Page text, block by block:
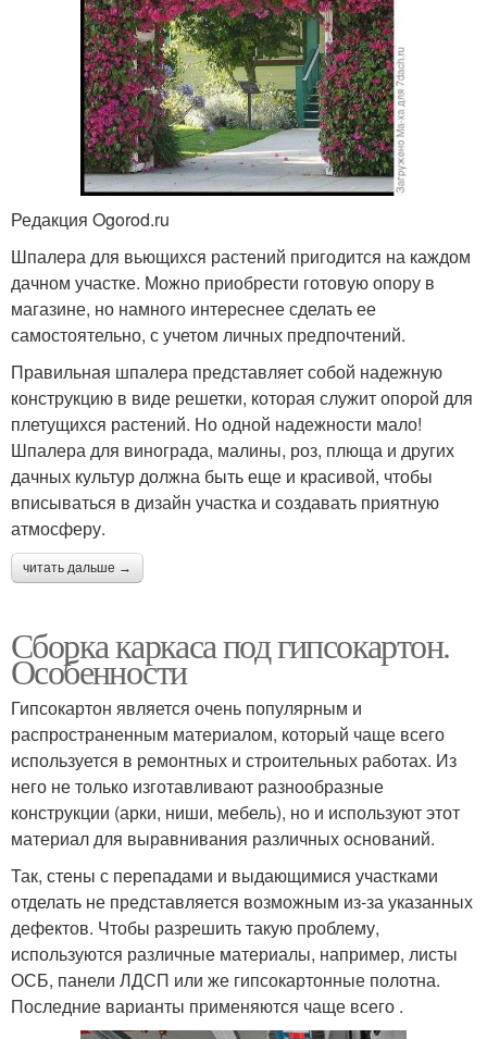
Редакция Ogorod.ru
Шпалера для вьющихся растений пригодится на каждом
дачном участке. Можно приобрести готовую опору в
магазине, но намного интереснее сделать ее
самостоятельно, с учетом личных предпочтений.
Правильная шпалера представляет собой надежную
конструкцию в виде решетки, которая служит опорой для
плетущихся растений. Но одной надежности мало!
Шпалера для винограда, малины, роз, плюща и других
дачных культур должна быть еще и красивой, чтобы
вписываться в дизайн участка и создавать приятную
атмосферу.
читать дальше →
Сборка каркаса под гипсокартон.
Особенности
Гипсокартон является очень популярным и
распространенным материалом, который чаще всего
используется в ремонтных и строительных работах. Из
него не только изготавливают разнообразные
конструкции (арки, ниши, мебель), но и используют этот
материал для выравнивания различных оснований.
Так, стены с перепадами и выдающимися участками
отделать не представляется возможным из-за указанных
дефектов. Чтобы разрешить такую проблему,
используются различные материалы, например, листы
ОСБ, панели ЛДСП или же гипсокартонные полотна.
Последние варианты применяются чаще всего .